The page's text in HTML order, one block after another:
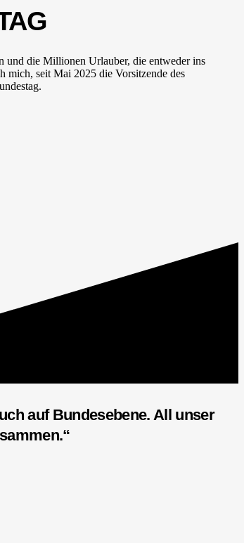
und die Millionen Urlauber, die entweder ins
mich, seit Mai 2025 die Vorsitzende des
auf Bundesebene. All unser